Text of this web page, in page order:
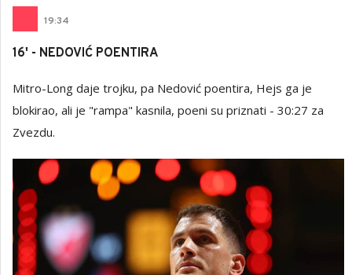
19:34
16' - NEDOVIĆ POENTIRA
Mitro-Long daje trojku, pa Nedović poentira, Hejs ga je
blokirao, ali je "rampa" kasnila, poeni su priznati - 30:27 za
Zvezdu.